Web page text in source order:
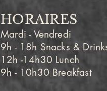
HORAIRES
Mardi - Vendredi
9h - 18h Snacks &
12h -14h30 Lunch
9h - 10h30 Breakfast